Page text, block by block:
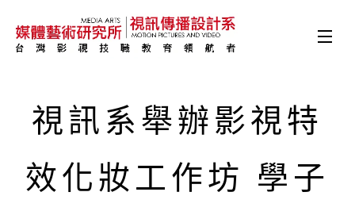
視訊系舉辦影視特
效化妝工作坊 學子